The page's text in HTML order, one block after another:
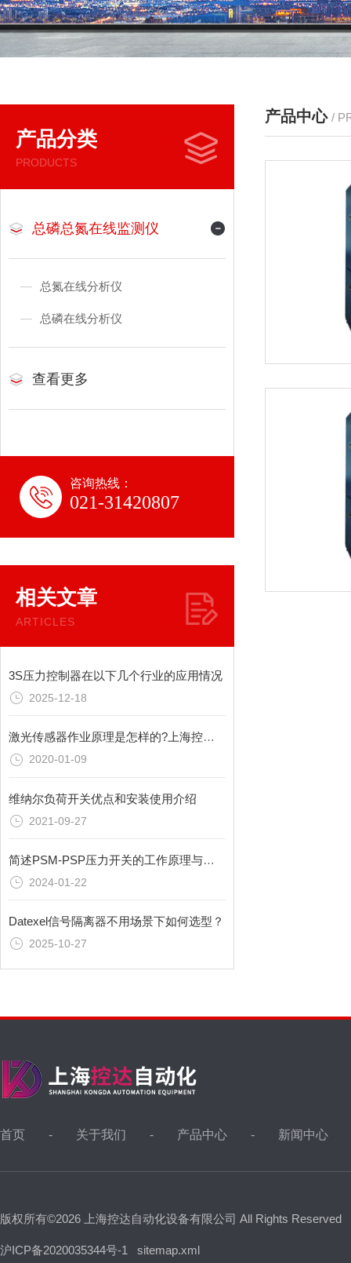
产品分类
PRODUCTS
总磷总氮在线监测仪
总氮在线分析仪
总磷在线分析仪
查看更多
咨询热线：
021-31420807
相关文章
ARTICLES
3S压力控制器在以下几个行业的应用情况
2025-12-18
激光传感器作业原理是怎样的?上海控达为您讲解
2020-01-09
维纳尔负荷开关优点和安装使用介绍
2021-09-27
简述PSM-PSP压力开关的工作原理与应用
2024-01-22
Datexel信号隔离器不用场景下如何选型？
2025-10-27
产品中心 /
首页 关于我们 产品中心 新闻中心
版权所有©2026 上海控达自动化设备有限公司 All Rights Reserved
沪ICP备2020035344号-1 sitemap.xml